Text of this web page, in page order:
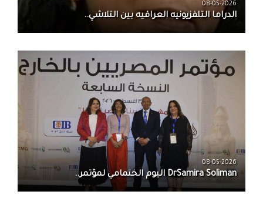
08-05-2026
الدراما التلفزيونيه العراقيه بين التلاشي..
08-05-2026
DrSamira Soliman اليوم الختمامي لمؤتمر..